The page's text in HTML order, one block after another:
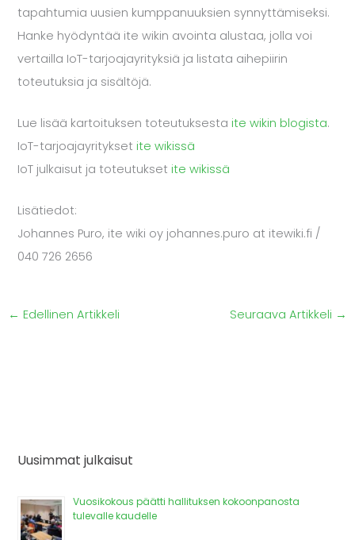
tapahtumia uusien kumppanuuksien synnyttämiseksi.
Hanke hyödyntää ite wikin avointa alustaa, jolla voi
vertailla IoT-tarjoajayrityksiä ja listata aihepiirin
toteutuksia ja sisältöjä.
Lue lisää kartoituksen toteutuksesta ite wikin blogista.
IoT-tarjoajayritykset ite wikissä
IoT julkaisut ja toteutukset ite wikissä
Lisätiedot:
Johannes Puro, ite wiki oy johannes.puro at itewiki.fi /
040 726 2656
← Edellinen Artikkeli Seuraava Artikkeli →
Uusimmat julkaisut
Vuosikokous päätti hallituksen kokoonpanosta
tulevalle kaudelle